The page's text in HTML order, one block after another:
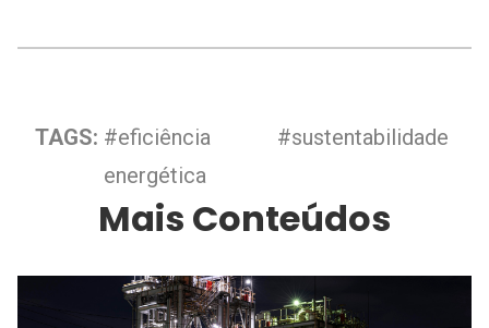
TAGS: #eficiência
energética
#sustentabilidade
Mais Conteúdos